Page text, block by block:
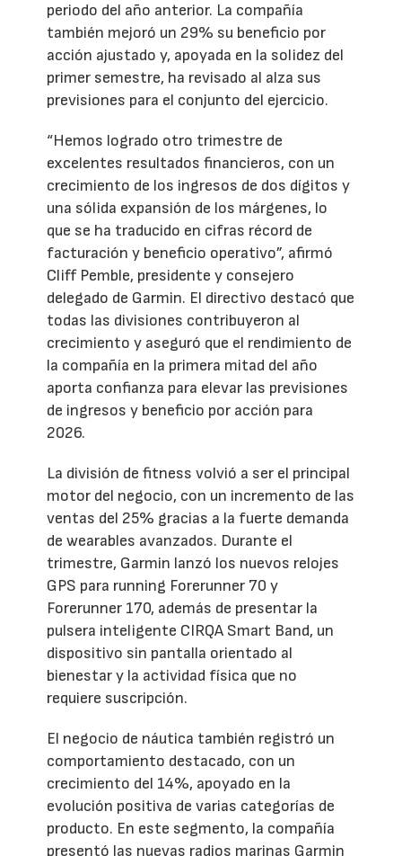
periodo del año anterior. La compañía
también mejoró un 29% su beneficio por
acción ajustado y, apoyada en la solidez del
primer semestre, ha revisado al alza sus
previsiones para el conjunto del ejercicio.
“Hemos logrado otro trimestre de
excelentes resultados financieros, con un
crecimiento de los ingresos de dos dígitos y
una sólida expansión de los márgenes, lo
que se ha traducido en cifras récord de
facturación y beneficio operativo”, afirmó
Cliff Pemble, presidente y consejero
delegado de Garmin. El directivo destacó que
todas las divisiones contribuyeron al
crecimiento y aseguró que el rendimiento de
la compañía en la primera mitad del año
aporta confianza para elevar las previsiones
de ingresos y beneficio por acción para
2026.
La división de fitness volvió a ser el principal
motor del negocio, con un incremento de las
ventas del 25% gracias a la fuerte demanda
de wearables avanzados. Durante el
trimestre, Garmin lanzó los nuevos relojes
GPS para running Forerunner 70 y
Forerunner 170, además de presentar la
pulsera inteligente CIRQA Smart Band, un
dispositivo sin pantalla orientado al
bienestar y la actividad física que no
requiere suscripción.
El negocio de náutica también registró un
comportamiento destacado, con un
crecimiento del 14%, apoyado en la
evolución positiva de varias categorías de
producto. En este segmento, la compañía
presentó las nuevas radios marinas Garmin